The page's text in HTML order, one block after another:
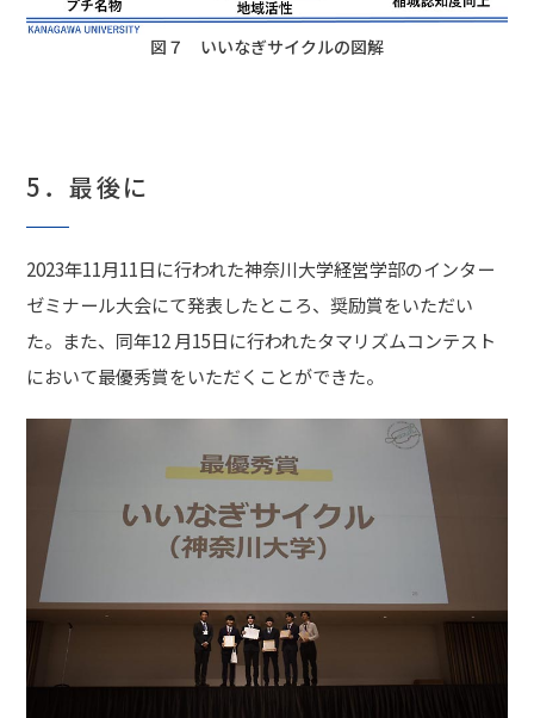
図７ いいなぎサイクルの図解
5．最後に
2023年11月11日に行われた神奈川大学経営学部のインター
ゼミナール大会にて発表したところ、奨励賞をいただい
た。また、同年12 月15日に行われたタマリズムコンテスト
において最優秀賞をいただくことができた。